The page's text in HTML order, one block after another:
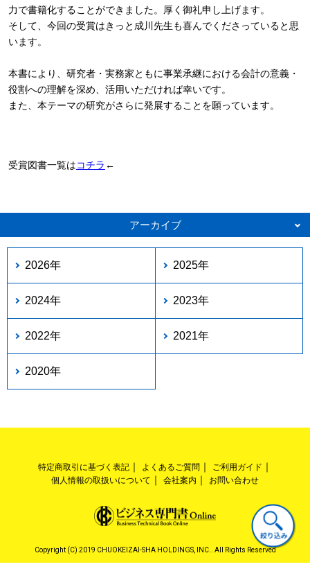
力で書籍化することができました。厚く御礼申し上げます。
そして、今回の受賞はきっと成川先生も喜んでくださっていると思
います。
本書により、研究者・実務家ともに事業承継における会計の意義・
役割への理解を深め、活用いただければ幸いです。
また、本テーマの研究がさらに発展することを願っています。
受賞図書一覧はコチラ ←
アーカイブ
2026年 2025年
2024年 2023年
2022年 2021年
2020年
特定商取引に基づく表記 よくあるご質問
ご利用ガイド
個人情報の取扱いについて
会社案内 お問い合わせ
Copyright (C) 2019 CHUOKEIZAI-SHA HOLDINGS, INC.. All Rights Reserved